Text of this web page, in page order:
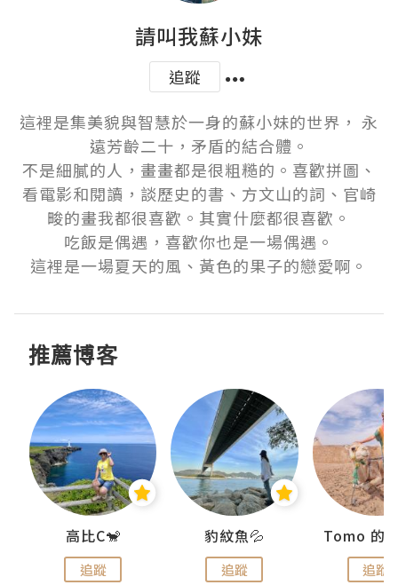
請叫我蘇小妹
追蹤
這裡是集美貌與智慧於一身的蘇小妹的世界， 永
遠芳齡二十，矛盾的結合體。
不是細膩的人，畫畫都是很粗糙的。喜歡拼圖、
看電影和閱讀，談歷史的書、方文山的詞、官崎
畯的畫我都很喜歡。其實什麼都很喜歡。
吃飯是偶遇，喜歡你也是一場偶遇。
這裡是一場夏天的風、黃色的果子的戀愛啊。
推薦博客
高比C🐒
追蹤
豹紋魚💦
追蹤 追蹤